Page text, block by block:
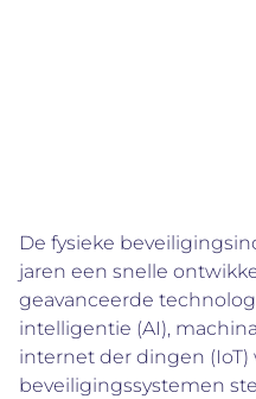
De fysieke
jaren een snelle
geavanceerde
intelligentie (AI),
internet der dingen
beveiligingssystemen